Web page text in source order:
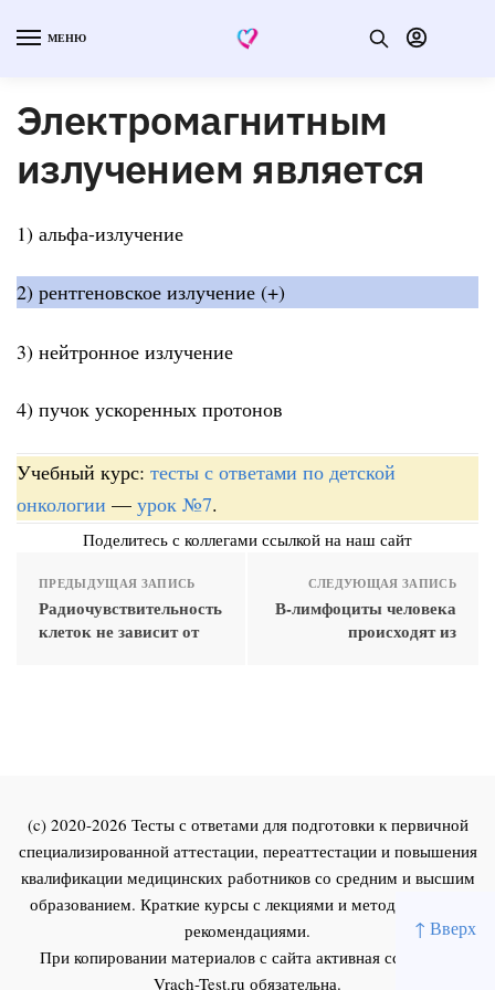
↑ Вверх
МЕНЮ
Электромагнитным
излучением является
1) альфа-излучение
2) рентгеновское излучение (+)
3) нейтронное излучение
4) пучок ускоренных протонов
Учебный курс: тесты с ответами по детской
онкологии — урок №7.
Поделитесь с коллегами ссылкой на наш сайт
ПРЕДЫДУЩАЯ ЗАПИСЬ
Радиочувствительность
клеток не зависит от
СЛЕДУЮЩАЯ ЗАПИСЬ
В-лимфоциты человека
происходят из
(c) 2020-2026 Тесты с ответами для подготовки к первичной
специализированной аттестации, переаттестации и повышения
квалификации медицинских работников со средним и высшим
образованием. Краткие курсы с лекциями и методическими
рекомендациями.
При копировании материалов с сайта активная ссылка на
Vrach-Test.ru обязательна.